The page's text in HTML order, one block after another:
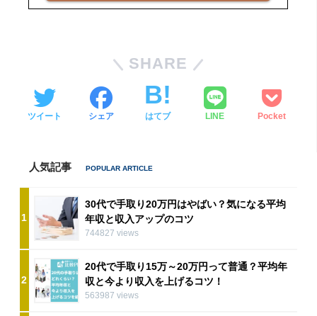
SHARE
ツイート シェア はてブ LINE Pocket
人気記事
1
30代で手取り20万円はやばい？気になる平均
年収と収入アップのコツ
744827 views
2
20代で手取り15万～20万円って普通？平均年
収と今より収入を上げるコツ！
563987 views